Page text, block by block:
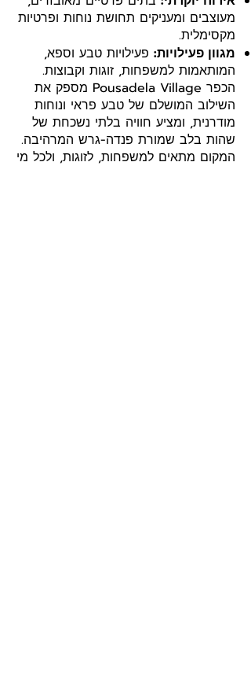
מעוצבים ומעניקים תחושת נוחות ופרטיות
מקסימלית.
מגוון פעילויות: פעילויות טבע וספא,
המותאמות למשפחות, זוגות וקבוצות.
הכפר Pousadela Village מספק את
השילוב המושלם של טבע פראי ונוחות
מודרנית, ומציע חוויה בלתי נשכחת של
שהות בלב שמורת פנדה-גרש המרהיבה.
המקום מתאים למשפחות, לזוגות, ולכל מי